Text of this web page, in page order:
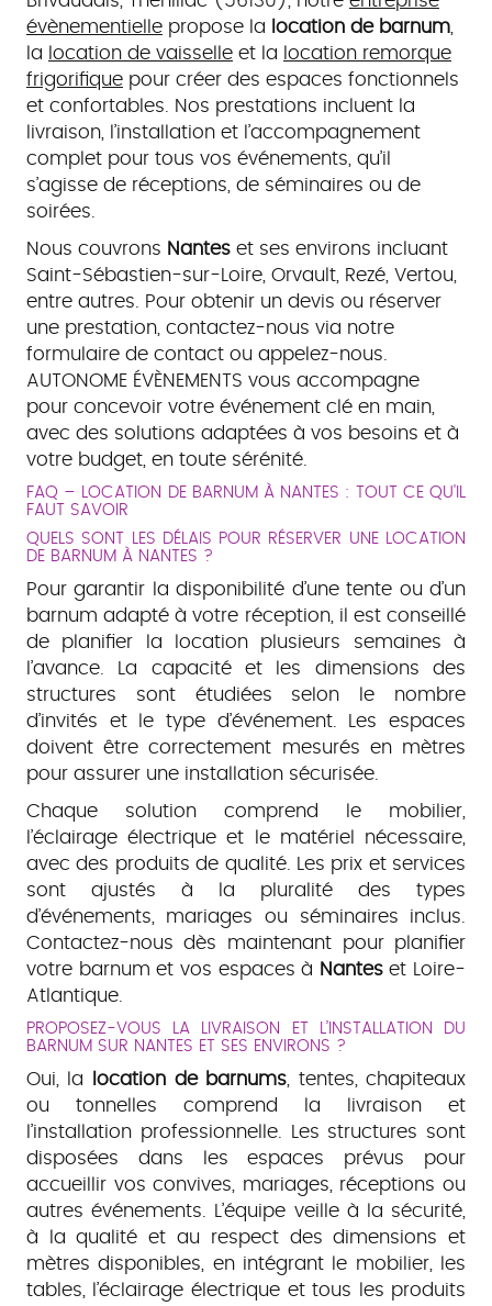
évènementiellepropose la location de barnum,
la location de vaisselleet la location remorque
frigorifiquepour créer des espaces fonctionnels
et confortables. Nos prestations incluent la
livraison, l’installation et l’accompagnement
complet pour tous vos événements, qu’il
s’agisse de réceptions, de séminaires ou de
soirées.
Nous couvrons Nanteset ses environs incluant
Saint-Sébastien-sur-Loire, Orvault, Rezé, Vertou,
entre autres. Pour obtenir un devis ou réserver
une prestation, contactez-nous via notre
formulaire de contact ou appelez-nous.
AUTONOME ÉVÈNEMENTS vous accompagne
pour concevoir votre événement clé en main,
avec des solutions adaptées à vos besoins et à
votre budget, en toute sérénité.
FAQ – LOCATION DE BARNUM À NANTES : TOUT CE QU'IL
FAUT SAVOIR
QUELS SONT LES DÉLAIS POUR RÉSERVER UNE LOCATION
DE BARNUM À NANTES ?
Pour garantir la disponibilité d’une tente ou d’un
barnum adapté à votre réception, il est conseillé
de planifier la location plusieurs semaines à
l’avance. La capacité et les dimensions des
structures sont étudiées selon le nombre
d’invités et le type d’événement. Les espaces
doivent être correctement mesurés en mètres
pour assurer une installation sécurisée.
Chaque solution comprend le mobilier,
l’éclairage électrique et le matériel nécessaire,
avec des produits de qualité. Les prix et services
sont ajustés à la pluralité des types
d’événements, mariages ou séminaires inclus.
Contactez-nous dès maintenant pour planifier
votre barnum et vos espaces à Nanteset Loire-
Atlantique.
PROPOSEZ-VOUS LA LIVRAISON ET L’INSTALLATION DU
BARNUM SUR NANTES ET SES ENVIRONS ?
Oui, la location de barnums, tentes, chapiteaux
ou tonnelles comprend la livraison et
l’installation professionnelle. Les structures sont
disposées dans les espaces prévus pour
accueillir vos convives, mariages, réceptions ou
autres événements. L’équipe veille à la sécurité,
à la qualité et au respect des dimensions et
mètres disponibles, en intégrant le mobilier, les
tables, l’éclairage électrique et tous les produits